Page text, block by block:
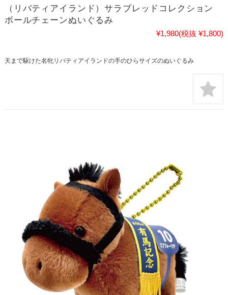
（リバティアイランド）サラブレッドコレクション
ボールチェーンぬいぐるみ
¥1,980(税抜 ¥1,800)
天まで駆けた名牝リバティアイランドの手のひらサイズのぬいぐるみ